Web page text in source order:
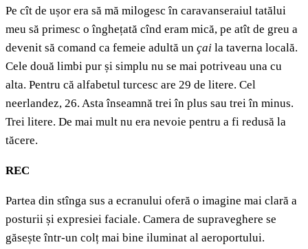
Pe cît de ușor era să mă milogesc în caravanseraiul tatălui
meu să primesc o înghețată cînd eram mică, pe atît de greu a
devenit să comand ca femeie adultă un çai la taverna locală.
Cele două limbi pur și simplu nu se mai potriveau una cu
alta. Pentru că alfabetul turcesc are 29 de litere. Cel
neerlandez, 26. Asta înseamnă trei în plus sau trei în minus.
Trei litere. De mai mult nu era nevoie pentru a fi redusă la
tăcere.
REC
Partea din stînga sus a ecranului oferă o imagine mai clară a
posturii și expresiei faciale. Camera de supraveghere se
găsește într-un colț mai bine iluminat al aeroportului.